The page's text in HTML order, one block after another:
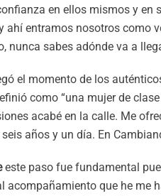
en ellos mismos y en
ahí entramos nosotros como
nunca sabes adónde va a
el momento de los
como “una mujer de
acabé en la calle. Me
años y un día. En
este paso fue fundamental
acompañamiento que he me